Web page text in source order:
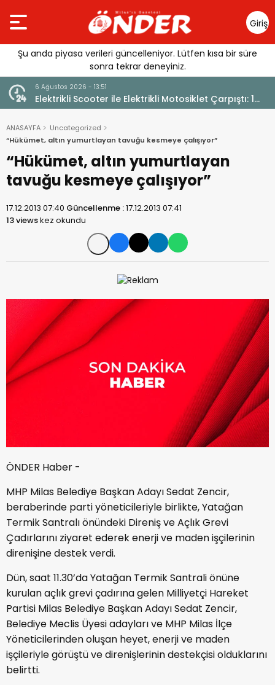
Giriş
Yap
Şu anda piyasa verileri güncelleniyor. Lütfen kısa bir süre
sonra tekrar deneyiniz.
6 Ağustos 2026 - 13:51
Elektrikli Scooter ile Elektrikli Motosiklet Çarpıştı: 1
Yaralı
ANASAYFA
Uncategorized
“Hükümet, altın yumurtlayan tavuğu kesmeye çalışıyor”
“Hükümet, altın yumurtlayan
tavuğu kesmeye çalışıyor”
17.12.2013 07:40 Güncellenme :17.12.2013 07:41
13 viewskez okundu
ÖNDER Haber -
MHP Milas Belediye Başkan Adayı Sedat Zencir,
beraberinde parti yöneticileriyle birlikte, Yatağan
Termik Santralı önündeki Direniş ve Açlık Grevi
Çadırlarını ziyaret ederek enerji ve maden işçilerinin
direnişine destek verdi.
Dün, saat 11.30’da Yatağan Termik Santrali önüne
kurulan açlık grevi çadırına gelen Milliyetçi Hareket
Partisi Milas Belediye Başkan Adayı Sedat Zencir,
Belediye Meclis Üyesi adayları ve MHP Milas İlçe
Yöneticilerinden oluşan heyet, enerji ve maden
işçileriyle görüştü ve direnişlerinin destekçisi olduklarını
belirtti.